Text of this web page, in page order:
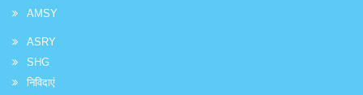
AMSY
ASRY
SHG
निविदाएं